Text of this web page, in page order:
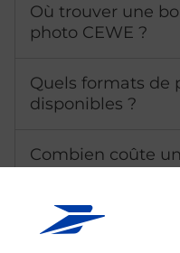
Où trouver une
photo CEWE ?
Quels formats de
disponibles ?
Combien coûte
Comment